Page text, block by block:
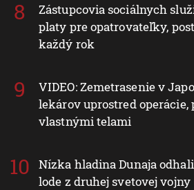
Zástupcovia sociálnych
platy pre opatrovateľky,
každý rok
VIDEO: Zemetrasenie v
lekárov uprostred
vlastnými telami
Nízka hladina Dunaja
lode z druhej svetovej vojny